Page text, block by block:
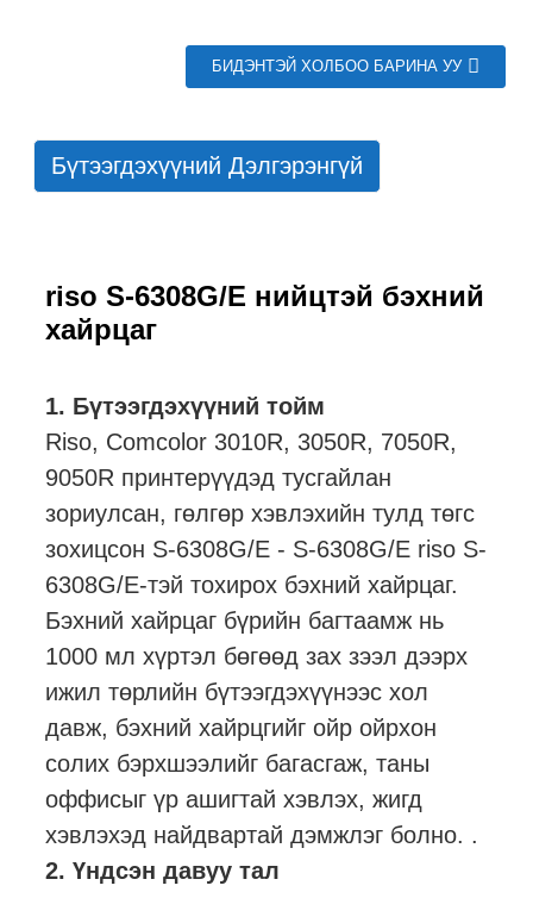
БИДЭНТЭЙ ХОЛБОО БАРИНА УУ
Бүтээгдэхүүний Дэлгэрэнгүй
riso S-6308G/E нийцтэй бэхний
хайрцаг
1. Бүтээгдэхүүний тойм
Riso, Comcolor 3010R, 3050R, 7050R,
9050R принтерүүдэд тусгайлан
зориулсан, гөлгөр хэвлэхийн тулд төгс
зохицсон S-6308G/E - S-6308G/E riso S-
6308G/E-тэй тохирох бэхний хайрцаг.
Бэхний хайрцаг бүрийн багтаамж нь
1000 мл хүртэл бөгөөд зах зээл дээрх
ижил төрлийн бүтээгдэхүүнээс хол
давж, бэхний хайрцгийг ойр ойрхон
солих бэрхшээлийг багасгаж, таны
оффисыг үр ашигтай хэвлэх, жигд
хэвлэхэд найдвартай дэмжлэг болно. .
2. Үндсэн давуу тал